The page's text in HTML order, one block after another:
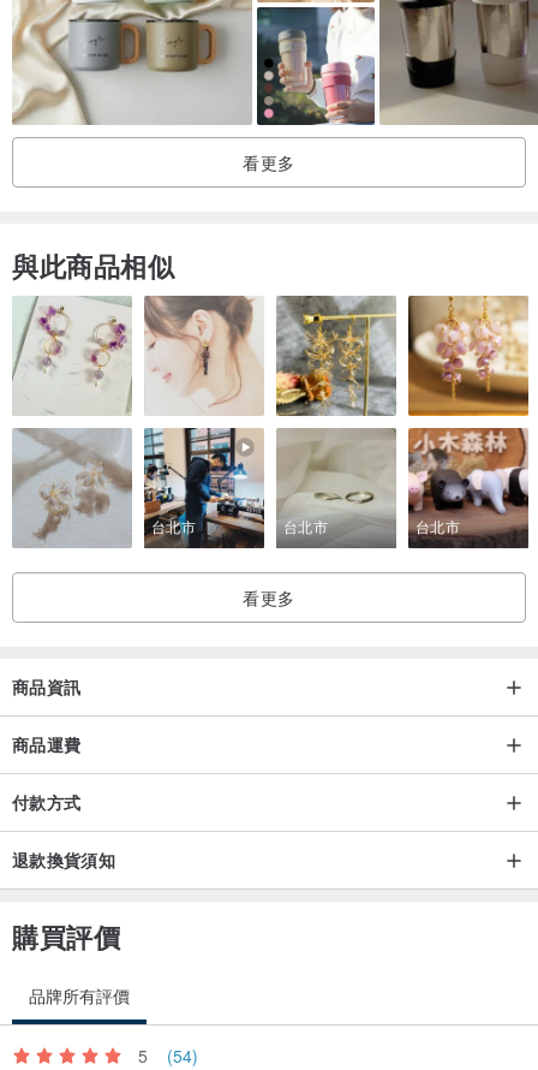
看更多
與此商品相似
台北市 台北市 台北市
看更多
商品資訊
商品運費
付款方式
退款換貨須知
購買評價
品牌所有評價
5 (54)